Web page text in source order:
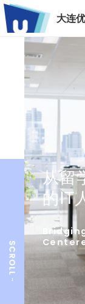
大连
从留
的IT